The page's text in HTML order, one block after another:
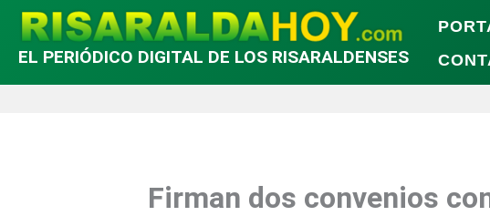
EL PERIÓDICO DIGITAL DE LOS RISARALDENSES
Firman dos convenios